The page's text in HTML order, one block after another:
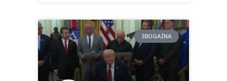
IBOGAÍNA